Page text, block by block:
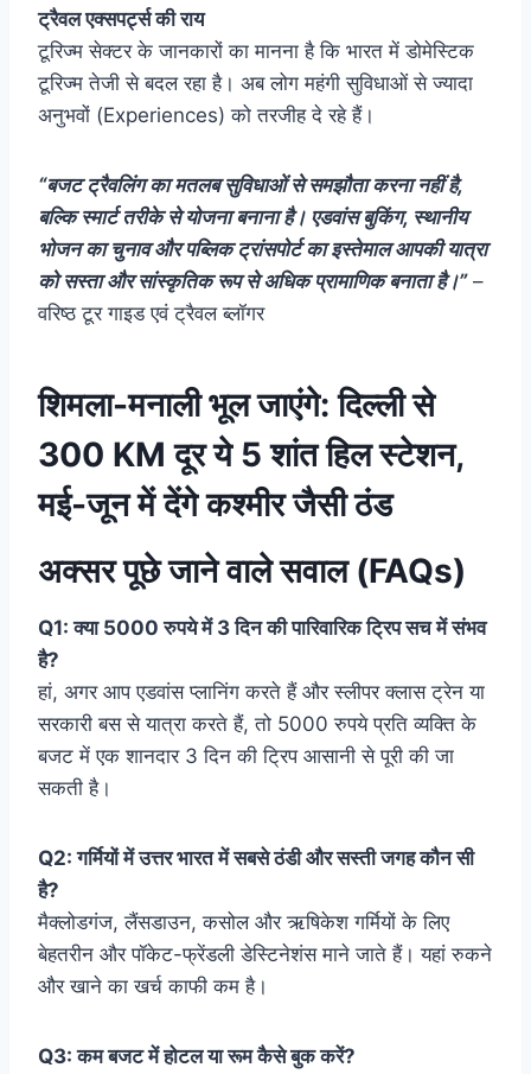
ट्रैवल एक्सपर्ट्स की राय
टूरिज्म सेक्टर के जानकारों का मानना है कि भारत में डोमेस्टिक
टूरिज्म तेजी से बदल रहा है। अब लोग महंगी सुविधाओं से ज्यादा
अनुभवों (Experiences) को तरजीह दे रहे हैं।
“बजट ट्रैवलिंग का मतलब सुविधाओं से समझौता करना नहीं है,
बल्कि स्मार्ट तरीके से योजना बनाना है। एडवांस बुकिंग, स्थानीय
भोजन का चुनाव और पब्लिक ट्रांसपोर्ट का इस्तेमाल आपकी यात्रा
को सस्ता और सांस्कृतिक रूप से अधिक प्रामाणिक बनाता है।”–
वरिष्ठ टूर गाइड एवं ट्रैवल ब्लॉगर
शिमला-मनाली भूल जाएंगे: दिल्ली से
300 KM दूर ये 5 शांत हिल स्टेशन,
मई-जून में देंगे कश्मीर जैसी ठंड
अक्सर पूछे जाने वाले सवाल (FAQs)
Q1: क्या 5000 रुपये में 3 दिन की पारिवारिक ट्रिप सच में संभव
है?
हां, अगर आप एडवांस प्लानिंग करते हैं और स्लीपर क्लास ट्रेन या
सरकारी बस से यात्रा करते हैं, तो 5000 रुपये प्रति व्यक्ति के
बजट में एक शानदार 3 दिन की ट्रिप आसानी से पूरी की जा
सकती है।
Q2: गर्मियों में उत्तर भारत में सबसे ठंडी और सस्ती जगह कौन सी
है?
मैक्लोडगंज, लैंसडाउन, कसोल और ऋषिकेश गर्मियों के लिए
बेहतरीन और पॉकेट-फ्रेंडली डेस्टिनेशंस माने जाते हैं। यहां रुकने
और खाने का खर्च काफी कम है।
Q3: कम बजट में होटल या रूम कैसे बुक करें?